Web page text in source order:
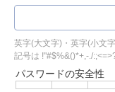
英字(大文字)・英字(小文
記号は !"#$%&()*+,-./
パスワードの安全性